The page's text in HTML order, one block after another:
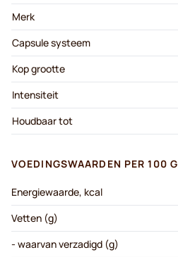
Merk
Capsule systeem
Kop grootte
Intensiteit
Houdbaar tot
VOEDINGSWAARDEN PER 100 G
Energiewaarde, kcal
Vetten (g)
- waarvan verzadigd (g)